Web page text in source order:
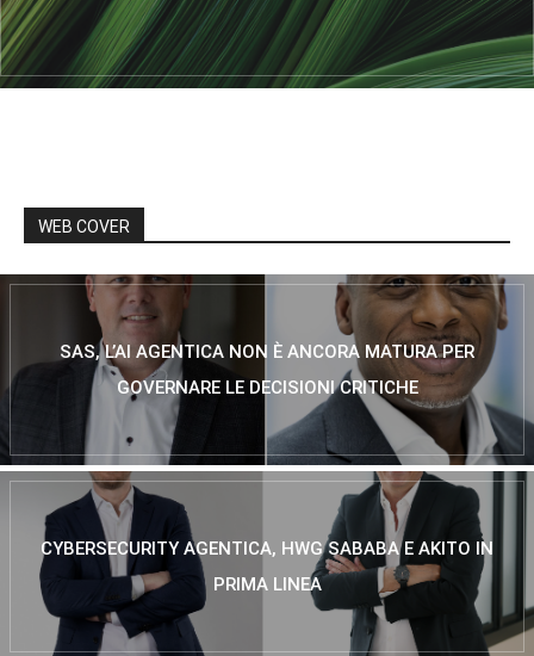
WEB COVER
SAS, L’AI AGENTICA NON È ANCORA MATURA PER
GOVERNARE LE DECISIONI CRITICHE
CYBERSECURITY AGENTICA, HWG SABABA E AKITO IN
PRIMA LINEA